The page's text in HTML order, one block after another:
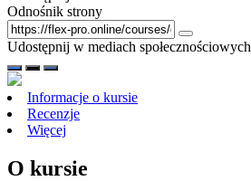
Odnośnik strony
Udostępnij w mediach społecznościowych
Informacje o kursie
Recenzje
Więcej
O kursie